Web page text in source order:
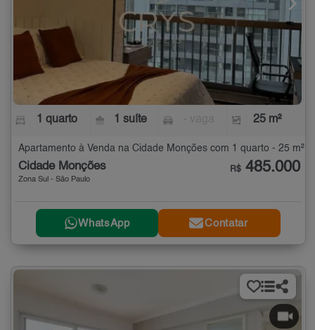
1 quarto 1 suíte 25 m²
Apartamento à Venda na Cidade Monções com 1 quarto - 25 m²
Cidade Monções
Zona Sul - São Paulo
R$ 485.000
WhatsApp Contatar